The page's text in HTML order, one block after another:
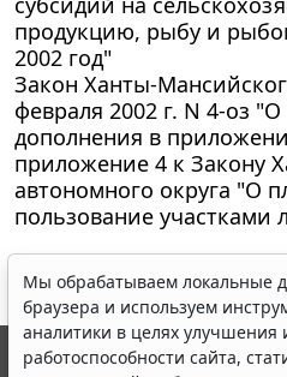
продукцию, рыбу и
2002 год"
Закон Ханты-
февраля 2002 г. N 4-оз
дополнения в
приложение 4 к Закону
автономного округа "О
пользование участками
Мы обрабатываем локальные
браузера и используем
аналитики в целях улучшения
работоспособности сайта,